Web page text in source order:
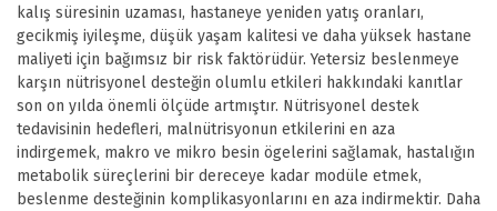
kalış süresinin uzaması, hastaneye yeniden yatış oranları,
gecikmiş iyileşme, düşük yaşam kalitesi ve daha yüksek hastane
maliyeti için bağımsız bir risk faktörüdür. Yetersiz beslenmeye
karşın nütrisyonel desteğin olumlu etkileri hakkındaki kanıtlar
son on yılda önemli ölçüde artmıştır. Nütrisyonel destek
tedavisinin hedefleri, malnütrisyonun etkilerini en aza
indirgemek, makro ve mikro besin ögelerini sağlamak, hastalığın
metabolik süreçlerini bir dereceye kadar modüle etmek,
beslenme desteğinin komplikasyonlarını en aza indirmektir. Daha